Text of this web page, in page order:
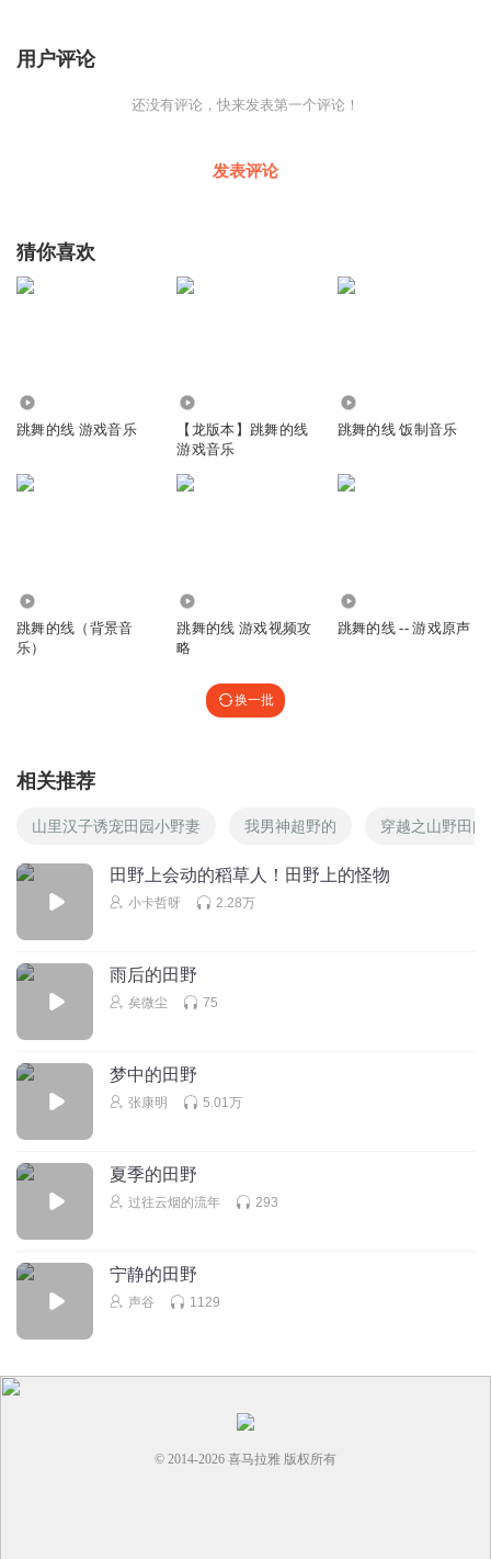
用户评论
还没有评论，快来发表第一个评论！
发表评论
猜你喜欢
跳舞的线 游戏音乐
【龙版本】跳舞的线
游戏音乐
跳舞的线 饭制音乐
跳舞的线（背景音
乐）
跳舞的线 游戏视频攻
略
跳舞的线 -- 游戏原声
换一批
相关推荐
山里汉子诱宠田园小野妻 我男神超野的 穿越之山野田
田野上会动的稻草人！田野上的怪物
小卡哲呀 2.28万
雨后的田野
矣微尘 75
梦中的田野
张康明 5.01万
夏季的田野
过往云烟的流年 293
宁静的田野
声谷 1129
© 2014-2026 喜马拉雅 版权所有